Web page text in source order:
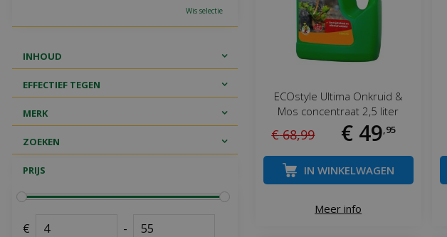
ECOstyle Ultima Onkruid &
Mos concentraat 2,5 liter
€ 68,99 € 49 95
Meer info
IN WINKELWAGEN
Wis selectie
INHOUD
EFFECTIEF TEGEN
MERK
ZOEKEN
PRIJS
€ -